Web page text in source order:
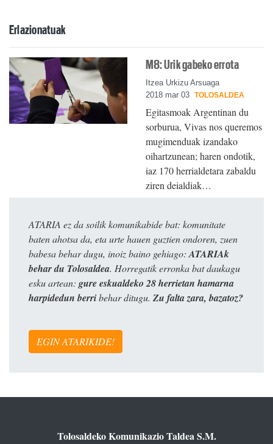
Erlazionatuak
M8: Urik gabeko errota
Itzea Urkizu Arsuaga
2018 mar 03 TOLOSALDEA
Egitasmoak Argentinan du
sorburua, Vivas nos queremos
mugimenduak izandako
oihartzunean; haren ondotik,
iaz 170 herrialdetara zabaldu
ziren deialdiak…
ATARIA ez da soilik komunikabide bat: komunitate
baten ahotsa da, eta urte hauen guztien ondoren, zuen
babesa behar dugu, inoiz baino gehiago: ATARIAk
behar du Tolosaldea. Horregatik erronka bat daukagu
esku artean: gure eskualdeko 28 herrietan hamarna
harpidedun berribehar ditugu. Zu falta zara, bazatoz?
EGIN ATARIKIDE!
Tolosaldeko Komunikazio Taldea S.M.